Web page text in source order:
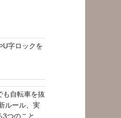
U字ロックを
も自転車を抜
ルール、実
3つのこと